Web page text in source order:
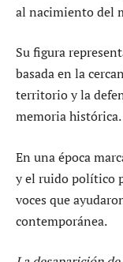
al nacimiento del
Su figura
basada en la
territorio y la
memoria histórica.
En una época
y el ruido político
voces que
contemporánea.